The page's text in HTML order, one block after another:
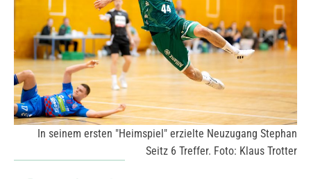
In seinem ersten "Heimspiel" erzielte Neuzugang Stephan
Seitz 6 Treffer. Foto: Klaus Trotter